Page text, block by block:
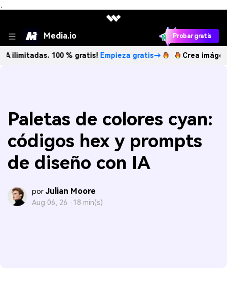
、
Media.io Probar gratis
100 % gratis! Empieza gratis→ Crea imágenes IA
Paletas de colores cyan:
códigos hex y prompts
de diseño con IA
por Julian Moore
Aug 06, 26 · 18 min(s)